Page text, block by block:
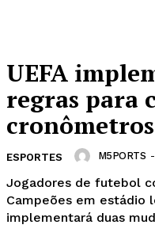
UEFA
regras para
ESPORTES M5PORTS -
Jogadores de futebol
Campeões em estádio
implementará duas